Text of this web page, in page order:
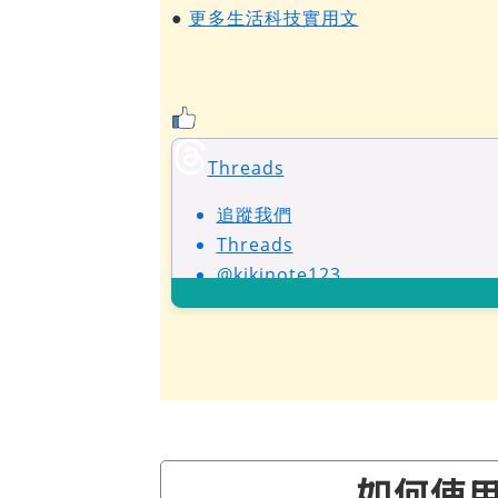
● 更多生活科技實用文
Threads
追蹤我們
Threads
@kikinote123